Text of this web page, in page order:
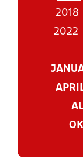
2018
2022